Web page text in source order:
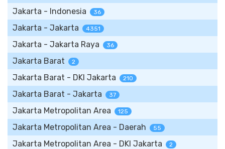
Jakarta - Indonesia 36
Jakarta - Jakarta 4351
Jakarta - Jakarta Raya 36
Jakarta Barat 2
Jakarta Barat - DKI Jakarta 210
Jakarta Barat - Jakarta 37
Jakarta Metropolitan Area 125
Jakarta Metropolitan Area - Daerah 55
Jakarta Metropolitan Area - DKI Jakarta 2